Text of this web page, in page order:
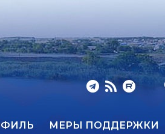
МЕРЫ ПОДДЕРЖКИ